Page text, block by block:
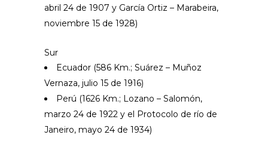
abril 24 de 1907 y García Ortiz – Marabeira,
noviembre 15 de 1928)
Sur
Ecuador (586 Km.; Suárez – Muñoz
Vernaza, julio 15 de 1916)
Perú (1626 Km.; Lozano – Salomón,
marzo 24 de 1922 y el Protocolo de río de
Janeiro, mayo 24 de 1934)